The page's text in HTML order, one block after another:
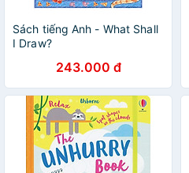
Sách tiếng Anh - What Shall
I Draw?
243.000 đ